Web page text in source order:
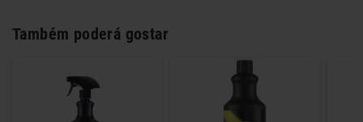
Também poderá gostar